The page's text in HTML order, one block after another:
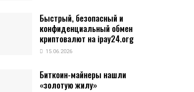
Быстрый, безопасный и
конфиденциальный обмен
криптовалют на ipay24.org
15.06.2026
Биткоин-майнеры нашли
«золотую жилу»